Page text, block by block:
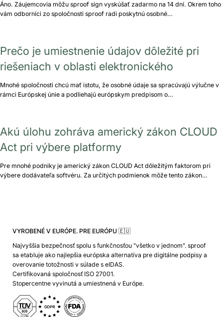
Áno. Záujemcovia môžu sproof sign vyskúšať zadarmo na 14 dní. Okrem toho
vám odborníci zo spoločnosti sproof radi poskytnú osobné…
Prečo je umiestnenie údajov dôležité pri
riešeniach v oblasti elektronického
Mnohé spoločnosti chcú mať istotu, že osobné údaje sa spracúvajú výlučne v
rámci Európskej únie a podliehajú európskym predpisom o…
Akú úlohu zohráva americký zákon CLOUD
Act pri výbere platformy
Pre mnohé podniky je americký zákon CLOUD Act dôležitým faktorom pri
výbere dodávateľa softvéru. Za určitých podmienok môže tento zákon…
VYROBENÉ V EURÓPE. PRE EURÓPU 🇪🇺
Najvyššia bezpečnosť spolu s funkčnosťou "všetko v jednom". sproof
sa etabluje ako najlepšia európska alternatíva pre digitálne podpisy a
overovanie totožnosti v súlade s eIDAS.
Certifikovaná spoločnosť ISO 27001.
Stopercentne vyvinutá a umiestnená v Európe.